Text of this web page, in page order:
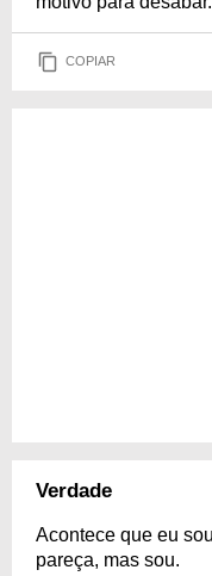
COPIAR
Verdade
Acontece que eu
pareça, mas sou.